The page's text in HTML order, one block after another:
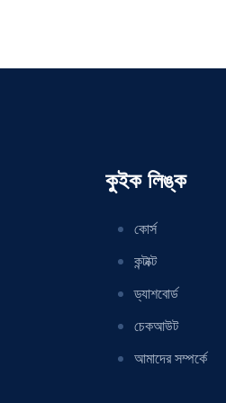
কুইক লিঙ্ক
কোর্স
কন্টাক্ট
ড্যাশবোর্ড
চেকআউট
আমাদের সম্পর্কে